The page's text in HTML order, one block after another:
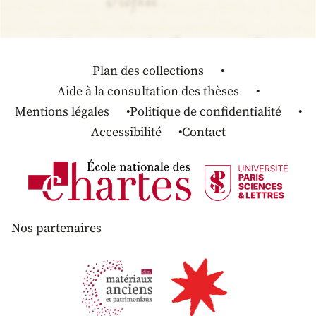
Plan des collections
Aide à la consultation des thèses
Mentions légales
Politique de confidentialité
Accessibilité
Contact
Nos partenaires